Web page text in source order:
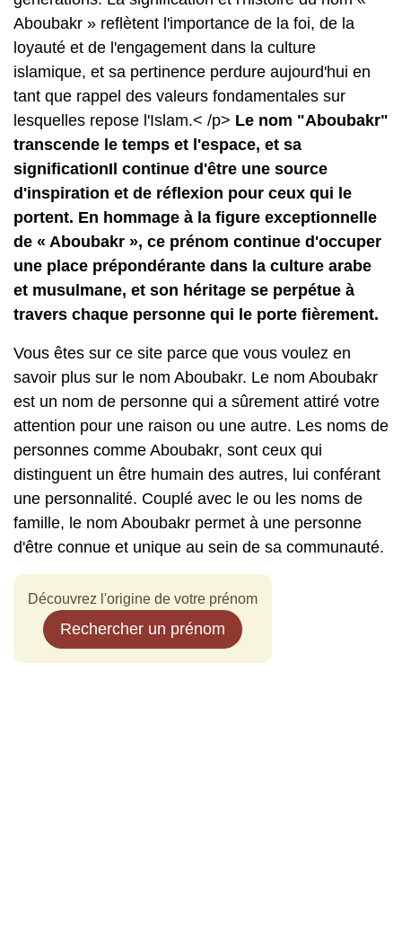
Aboubakr » reflètent l'importance de la foi, de la
loyauté et de l'engagement dans la culture
islamique, et sa pertinence perdure aujourd'hui en
tant que rappel des valeurs fondamentales sur
lesquelles repose l'Islam.< /p> Le nom "Aboubakr"
transcende le temps et l'espace, et sa
significationIl continue d'être une source
d'inspiration et de réflexion pour ceux qui le
portent. En hommage à la figure exceptionnelle
de « Aboubakr », ce prénom continue d'occuper
une place prépondérante dans la culture arabe
et musulmane, et son héritage se perpétue à
travers chaque personne qui le porte fièrement.
Vous êtes sur ce site parce que vous voulez en
savoir plus sur le nom Aboubakr. Le nom Aboubakr
est un nom de personne qui a sûrement attiré votre
attention pour une raison ou une autre. Les noms de
personnes comme Aboubakr, sont ceux qui
distinguent un être humain des autres, lui conférant
une personnalité. Couplé avec le ou les noms de
famille, le nom Aboubakr permet à une personne
d'être connue et unique au sein de sa communauté.
Découvrez l'origine de votre prénom
Rechercher un prénom